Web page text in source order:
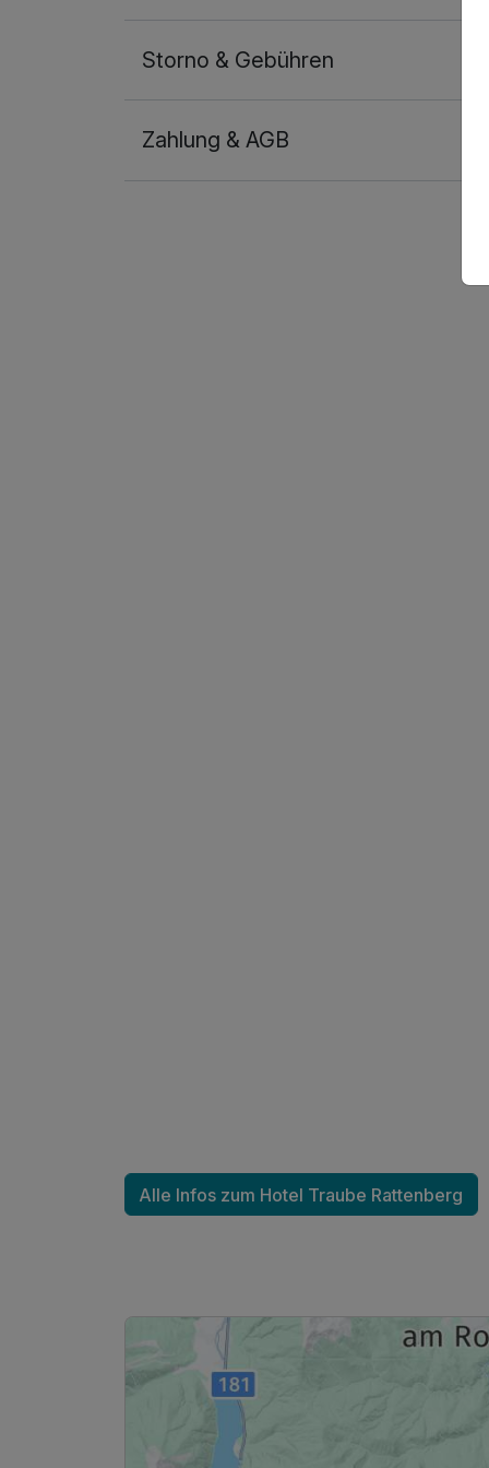
Storno & Gebühren
Zahlung & AGB
Alle Infos zum Hotel Traube Rattenberg